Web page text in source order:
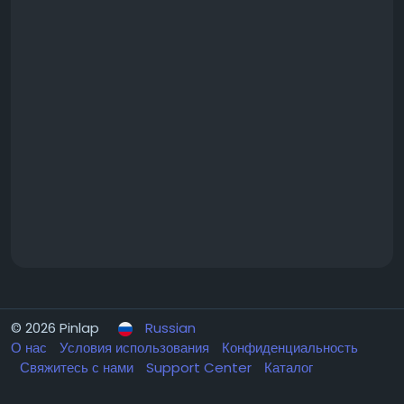
© 2026 Pinlap
Russian
О нас
Условия использования
Конфиденциальность
Свяжитесь с нами
Support Center Каталог